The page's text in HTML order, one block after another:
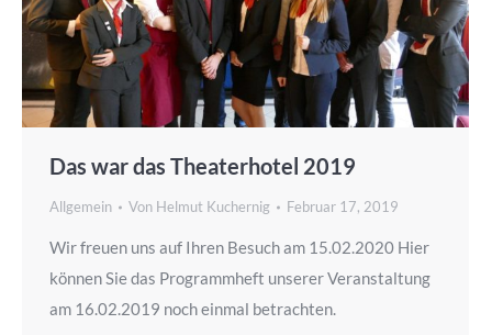
Das war das Theaterhotel 2019
Allgemein Von Helmut Kuchernig Februar 17, 2019
Wir freuen uns auf Ihren Besuch am 15.02.2020 Hier
können Sie das Programmheft unserer Veranstaltung
am 16.02.2019 noch einmal betrachten.